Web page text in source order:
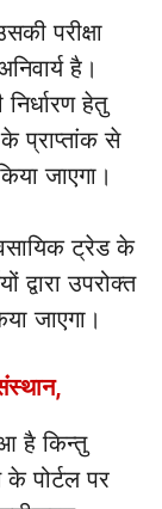
परीक्षा
है।
हेतु
प्राप्तांक से
जाएगा।
ट्रेड के
द्वारा उपरोक्त
जाएगा।
है किन्तु
के पोर्टल पर